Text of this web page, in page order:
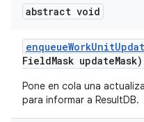
abstract void
enqueueWorkUnit
FieldMask updateMask)
Pone en cola una
para informar a ResultDB.